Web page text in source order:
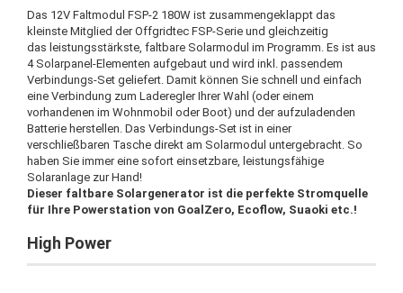
Das 12V Faltmodul FSP-2 180W ist zusammengeklappt das
kleinste Mitglied der Offgridtec FSP-Serie und gleichzeitig
das leistungsstärkste, faltbare Solarmodul im Programm. Es ist aus
4 Solarpanel-Elementen aufgebaut und wird inkl. passendem
Verbindungs-Set geliefert. Damit können Sie schnell und einfach
eine Verbindung zum Laderegler Ihrer Wahl (oder einem
vorhandenen im Wohnmobil oder Boot) und der aufzuladenden
Batterie herstellen. Das Verbindungs-Set ist in einer
verschließbaren Tasche direkt am Solarmodul untergebracht. So
haben Sie immer eine sofort einsetzbare, leistungsfähige
Solaranlage zur Hand!
Dieser faltbare Solargenerator ist die perfekte Stromquelle
für Ihre Powerstation von GoalZero, Ecoflow, Suaoki etc.!
High Power